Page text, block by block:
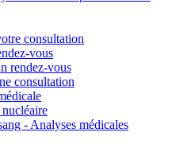
consultation
vous
rendez-vous
consultation
- Analyses médicales